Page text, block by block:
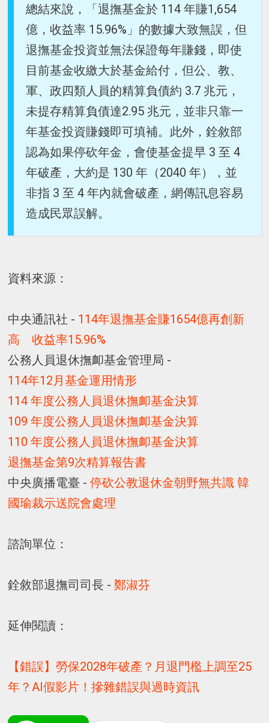
總結來說，「退撫基金於 114 年賺1,654
億，收益率 15.96%」的數據大致無誤，但
退撫基金投資並無法保證每年賺錢，即使
目前基金收繳大於基金給付，但公、教、
軍、政四類人員的精算負債約 3.7 兆元，
未提存精算負債達2.95 兆元，並非只靠一
年基金投資賺錢即可填補。此外，銓敘部
認為如果停砍年金，會使基金提早 3 至 4
年破產，大約是 130 年（2040 年），並
非指 3 至 4 年內就會破產，網傳訊息容易
造成民眾誤解。
資料來源：
中央通訊社 - 114年退撫基金賺1654億再創新
高 收益率15.96%
公務人員退休撫卹基金管理局 -
114年12月基金運用情形
114 年度公務人員退休撫卹基金決算
109 年度公務人員退休撫卹基金決算
110 年度公務人員退休撫卹基金決算
退撫基金第9次精算報告書
中央廣播電臺 - 停砍公教退休金朝野無共識 韓
國瑜裁示送院會處理
諮詢單位：
銓敘部退撫司司長 - 鄭淑芬
延伸閱讀：
【錯誤】勞保2028年破產？月退門檻上調至25
年？AI假影片！摻雜錯誤與過時資訊